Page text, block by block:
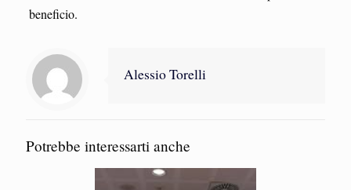
beneficio.
Alessio Torelli
Potrebbe interessarti anche